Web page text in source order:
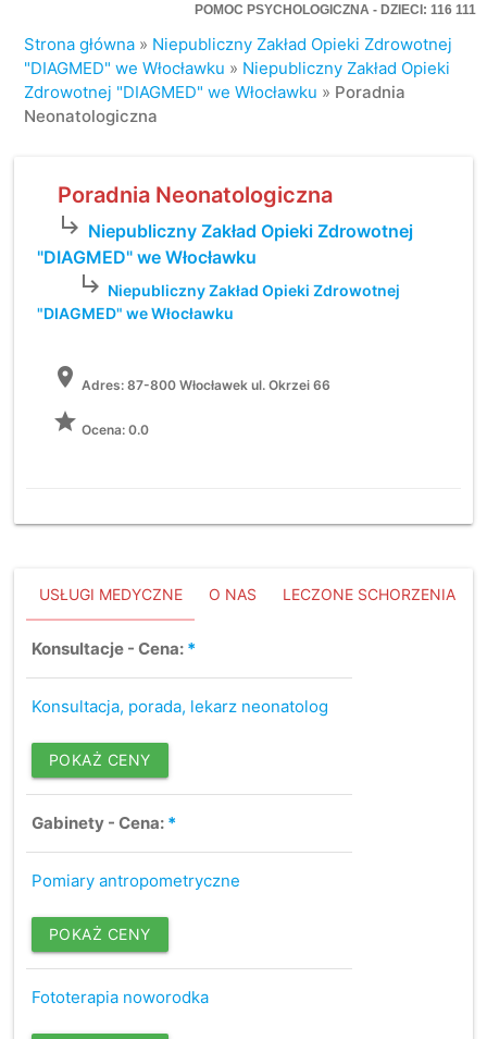
POMOC PSYCHOLOGICZNA - DZIECI: 116 111
Strona główna » Niepubliczny Zakład Opieki Zdrowotnej
"DIAGMED" we Włocławku » Niepubliczny Zakład Opieki
Zdrowotnej "DIAGMED" we Włocławku » Poradnia
Neonatologiczna
Poradnia Neonatologiczna
subdirectory_arrow_right Niepubliczny Zakład Opieki Zdrowotnej
"DIAGMED" we Włocławku
subdirectory_arrow_right Niepubliczny Zakład Opieki Zdrowotnej
"DIAGMED" we Włocławku
location_on Adres:87-800 Włocławek ul. Okrzei 66
grade Ocena: 0.0
USŁUGI MEDYCZNE O NAS LECZONE SCHORZENIA
Konsultacje - Cena: *
Konsultacja, porada, lekarz neonatolog
POKAŻ CENY
Gabinety - Cena: *
Pomiary antropometryczne
POKAŻ CENY
Fototerapia noworodka